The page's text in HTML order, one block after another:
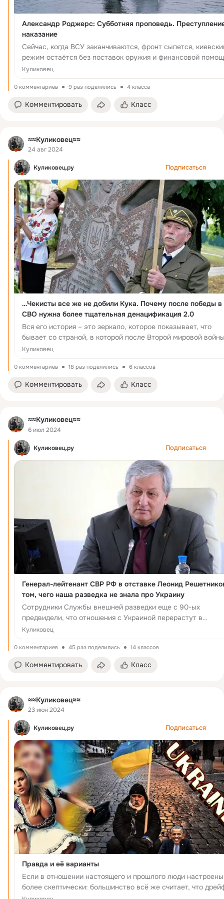
Александр Роджерс: Субботняя проповедь.
наказание
Сейчас, когда ВСУ заканчиваются, фронт сыпется,
режим остаётся без поставок оружия и финансовой
а часы истории отсчитывают последние месяцы
Куликовец
0 комментариев 9 раз поделились 4 класса
Комментировать Класс
≈≈Куликовец≈≈
24 авг 2024
Куликовец.ру Подписаться
…Чекисты все же не добили Кука. Почему после победы в
СВО нужна более тщательная денацификация 2.0
Вся его история – это зеркало, которое показывает, что
бывает со страной, в которой после Второй мировой
не была до конца проведена дена...
Куликовец
0 комментариев 18 раз поделились 6 классов
Комментировать Класс
≈≈Куликовец≈≈
6 июл 2024
Куликовец.ру Подписаться
Генерал-лейтенант СВР РФ в отставке Леонид
том, чего наша разведка не знала про Украину
Сотрудники Службы внешней разведки еще с 90-ых
предвидели, что отношения с Украиной перерастут в
кровавый военный конфликт, но по информации...
Куликовец
0 комментариев 45 раз поделились 14 классов
Комментировать Класс
≈≈Куликовец≈≈
23 июн 2024
Куликовец.ру Подписаться
Правда и её варианты
Если в отношении настоящего и прошлого люди настроены
более скептически: большинство всё же считает, что